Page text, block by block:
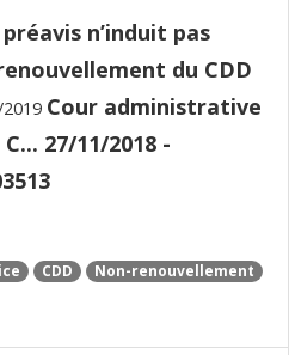
n’induit pas
du CDD
Cour administrative
27/11/2018 -
CDD
Non-renouvellement